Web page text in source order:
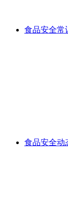
食品安全常
食品安全动